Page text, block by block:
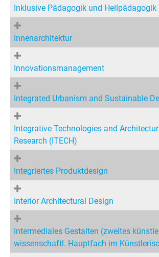
Inklusive Pädagogik und Heilpädagogik
Innenarchitektur
Innovationsmanagement
Integrated Urbanism and Sustainable
Integrative Technologies and
Research (ITECH)
Integriertes Produktdesign
Interior Architectural Design
Intermediales Gestalten (zweites
wissenschaftl. Hauptfach im